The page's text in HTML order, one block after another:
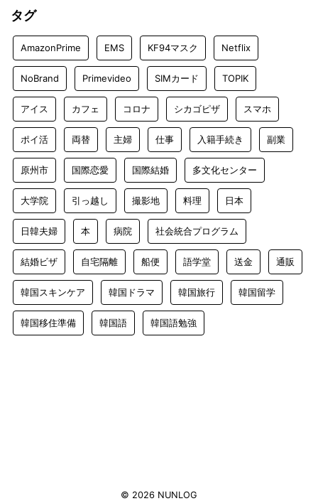
タグ
AmazonPrime EMS KF94マスク Netflix
NoBrand Primevideo SIMカード TOPIK
アイス カフェ コロナ シカゴピザ スマホ
ポイ活 両替 主婦 仕事 入籍手続き 副業
原州市 国際恋愛 国際結婚 多文化センター
大学院 引っ越し 撮影地 料理 日本
日韓夫婦 本 病院 社会統合プログラム
結婚ビザ 自宅隔離 船便 語学堂 送金 通販
韓国スキンケア 韓国ドラマ 韓国旅行 韓国留学
韓国移住準備 韓国語 韓国語勉強
© 2026 NUNLOG